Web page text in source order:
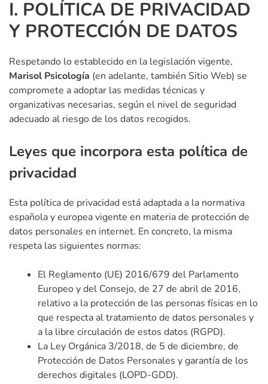
I. POLÍTICA DE PRIVACIDAD
Y PROTECCIÓN DE DATOS
Respetando lo establecido en la legislación vigente,
Marisol Psicología (en adelante, también Sitio Web) se
compromete a adoptar las medidas técnicas y
organizativas necesarias, según el nivel de seguridad
adecuado al riesgo de los datos recogidos.
Leyes que incorpora esta política de
privacidad
Esta política de privacidad está adaptada a la normativa
española y europea vigente en materia de protección de
datos personales en internet. En concreto, la misma
respeta las siguientes normas:
El Reglamento (UE) 2016/679 del Parlamento
Europeo y del Consejo, de 27 de abril de 2016,
relativo a la protección de las personas físicas en lo
que respecta al tratamiento de datos personales y
a la libre circulación de estos datos (RGPD).
La Ley Orgánica 3/2018, de 5 de diciembre, de
Protección de Datos Personales y garantía de los
derechos digitales (LOPD-GDD).